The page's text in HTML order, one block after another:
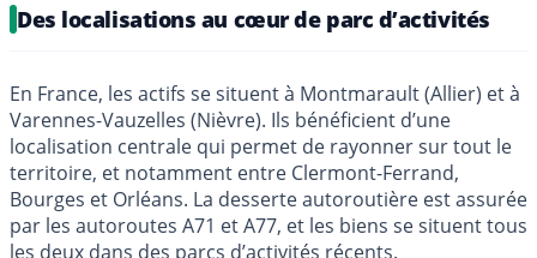
Des localisations au cœur de parc d’activités
En France, les actifs se situent à Montmarault (Allier) et à
Varennes-Vauzelles (Nièvre). Ils bénéficient d’une
localisation centrale qui permet de rayonner sur tout le
territoire, et notamment entre Clermont-Ferrand,
Bourges et Orléans. La desserte autoroutière est assurée
par les autoroutes A71 et A77, et les biens se situent tous
les deux dans des parcs d’activités récents.